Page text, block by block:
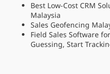
Best Low-Cost CRM
Malaysia
Sales Geofencing
Field Sales Software
Guessing, Start